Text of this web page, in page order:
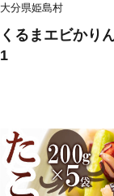
大分県姫島村
くるまエビかり
1